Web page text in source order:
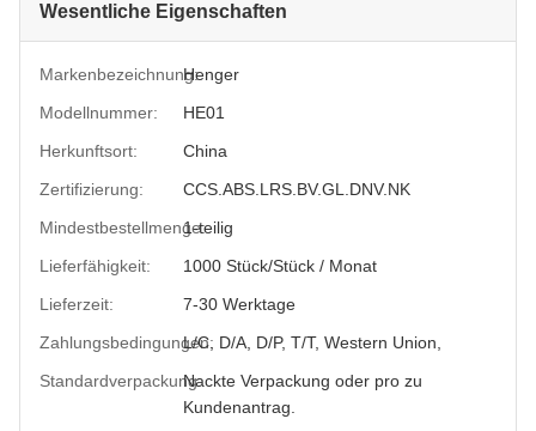
Wesentliche Eigenschaften
Markenbezeichnung:Henger
Modellnummer:
HE01
Herkunftsort:
China
Zertifizierung:
CCS.ABS.LRS.BV.GL.DNV.NK
Mindestbestellmenge:1-teilig
Lieferfähigkeit:
1000 Stück/Stück / Monat
Lieferzeit:
7-30 Werktage
Zahlungsbedingungen:L/C, D/A, D/P, T/T, Western Union,
Standardverpackung:Nackte Verpackung oder pro zu
Kundenantrag.